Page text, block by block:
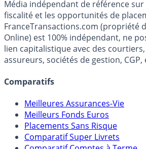
Premier guide épargne de France, en
Média indépendant de référence
fiscalité et les opportunités de
FranceTransactions.com (propriété
Online) est 100% indépendant, ne
lien capitalistique avec des courtiers,
assureurs, sociétés de gestion, CGP,
Comparatifs
Meilleures Assurances-Vie
Meilleurs Fonds Euros
Placements Sans Risque